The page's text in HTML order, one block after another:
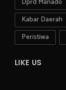
Kabar Daerah
Peristiwa
LIKE US